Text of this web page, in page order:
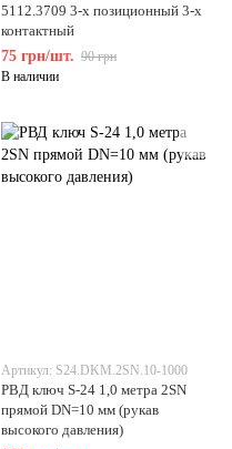
5112.3709 3-х позиционный 3-х
контактный
75 грн/шт. 90 грн
В наличии
Артикул: S24.DKM.2SN.10-1000
РВД ключ S-24 1,0 метра 2SN
прямой DN=10 мм (рукав
высокого давления)